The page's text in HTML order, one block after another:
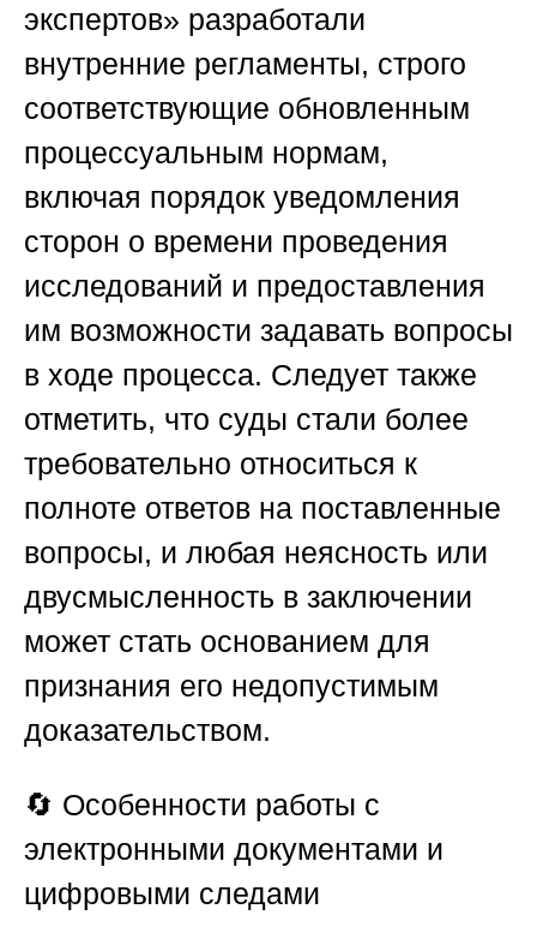
экспертов» разработали
внутренние регламенты, строго
соответствующие обновленным
процессуальным нормам,
включая порядок уведомления
сторон о времени проведения
исследований и предоставления
им возможности задавать вопросы
в ходе процесса. Следует также
отметить, что суды стали более
требовательно относиться к
полноте ответов на поставленные
вопросы, и любая неясность или
двусмысленность в заключении
может стать основанием для
признания его недопустимым
доказательством.
🔄 Особенности работы с
электронными документами и
цифровыми следами